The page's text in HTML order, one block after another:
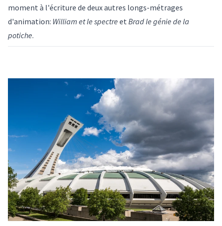
moment à l'écriture de deux autres longs-métrages
d'animation: William et le spectre et Brad le génie de la
potiche.